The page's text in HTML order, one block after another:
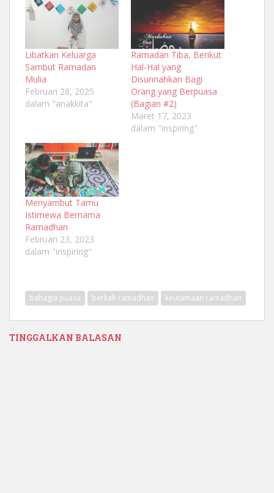
Libatkan Keluarga
Sambut Ramadan
Mulia
Februari 28, 2025
dalam "anakkita"
Ramadan Tiba, Berikut
Hal-Hal yang
Disunnahkan Bagi
Orang yang Berpuasa
(Bagian #2)
Maret 17, 2023
dalam "inspiring"
Menyambut Tamu
Istimewa Bernama
Ramadhan
Februari 23, 2023
dalam "inspiring"
bahagia puasa berkah ramadhan keutamaan ramadhan
TINGGALKAN BALASAN